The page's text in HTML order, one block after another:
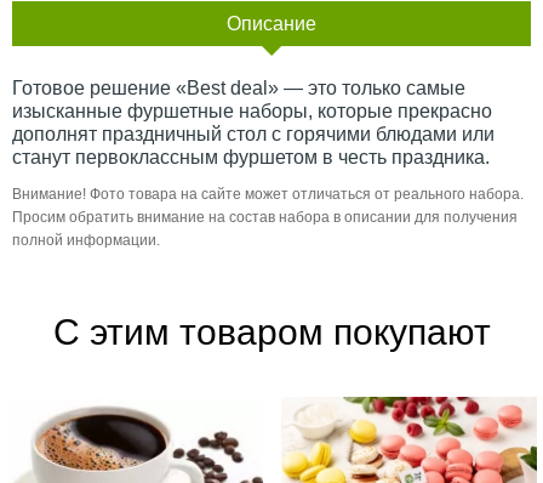
Описание
Готовое решение «Best deal» — это только самые
изысканные фуршетные наборы, которые прекрасно
дополнят праздничный стол с горячими блюдами или
станут первоклассным фуршетом в честь праздника.
Внимание! Фото товара на сайте может отличаться от реального набора.
Просим обратить внимание на состав набора в описании для получения
полной информации.
С этим товаром покупают